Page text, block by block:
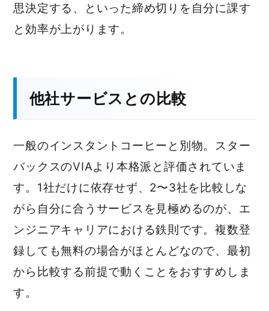
思決定する、といった締め切りを自分に課す
と効率が上がります。
他社サービスとの比較
一般のインスタントコーヒーと別物。スター
バックスのVIAより本格派と評価されていま
す。1社だけに依存せず、2〜3社を比較しな
がら自分に合うサービスを見極めるのが、エ
ンジニアキャリアにおける鉄則です。複数登
録しても無料の場合がほとんどなので、最初
から比較する前提で動くことをおすすめしま
す。